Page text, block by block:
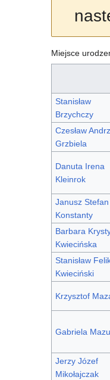
Miejsce
Stanisław
Brzychczy
Czesław
Grzbiela
Danuta Irena
Kleinrok
Janusz Stefan
Konstanty
Barbara
Kwiecińska
Stanisław
Kwieciński
Krzysztof
Gabriela
Jerzy Józef
Mikołajczak